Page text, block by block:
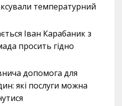
температурний
Іван Карабаник з
просить гідно
допомога для
які послуги можна